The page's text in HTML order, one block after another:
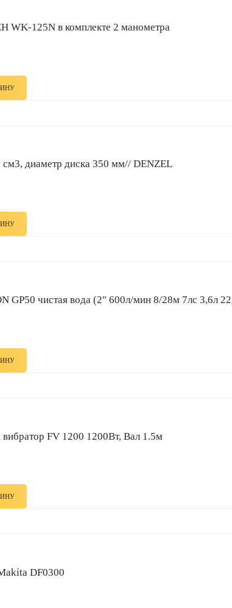
WK-125N в комплекте 2 манометра
диаметр диска 350 мм// DENZEL
Мотопомпа CHAMPION GP50 чистая вода (2" 600л/мин 8/28м 7лс 3,6л
вибратор FV 1200 1200Вт, Вал 1.5м
DF0300